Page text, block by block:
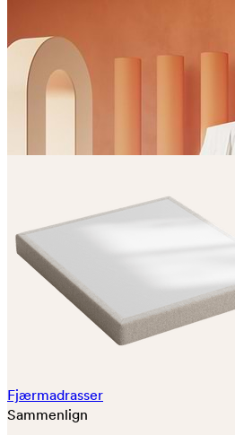
Fjærmadrasser
Sammenlign